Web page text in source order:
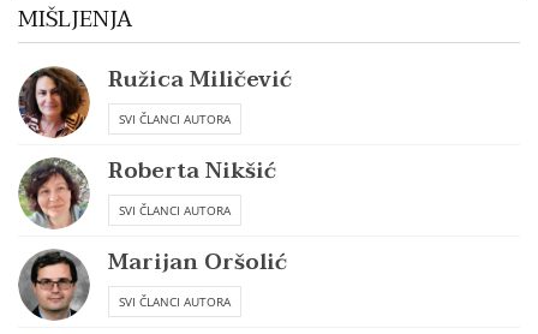
MIŠLJENJA
Ružica Miličević
SVI ČLANCI AUTORA
Roberta Nikšić
SVI ČLANCI AUTORA
Marijan Oršolić
SVI ČLANCI AUTORA